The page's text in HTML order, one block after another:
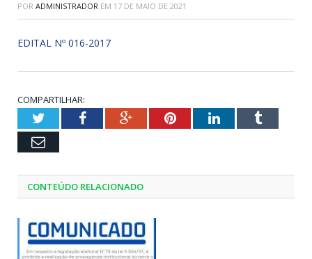
POR ADMINISTRADOR EM 17 DE MAIO DE 2021
EDITAL Nº 016-2017
COMPARTILHAR:
TwitterFacebookGoogle+PinterestLinkedInTumblr
Email
CONTEÚDO RELACIONADO